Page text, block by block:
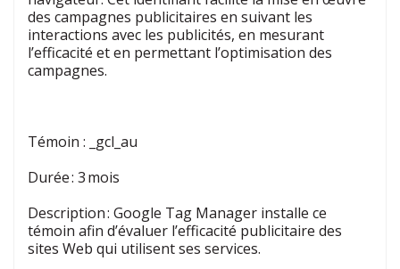
des campagnes publicitaires en suivant les
interactions avec les publicités, en mesurant
l’efficacité et en permettant l’optimisation des
campagnes.
Témoin : _gcl_au
Durée : 3 mois
Description : Google Tag Manager installe ce
témoin afin d’évaluer l’efficacité publicitaire des
sites Web qui utilisent ses services.